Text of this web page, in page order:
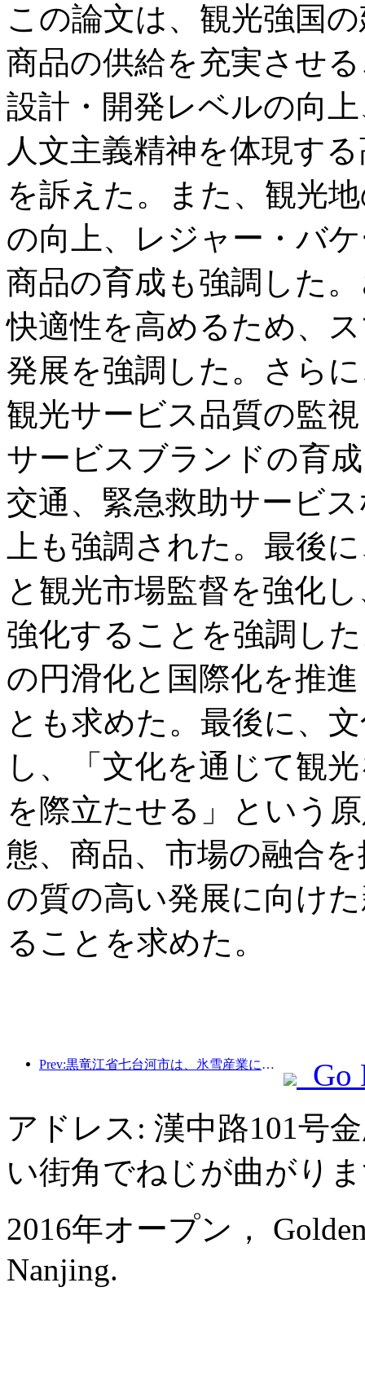
この論文は、観光強国
商品の供給を充実させ
設計・開発レベルの向
人文主義精神を体現す
を訴えた。また、観光
の向上、レジャー・バ
商品の育成も強調した
快適性を高めるため、
発展を強調した。さら
観光サービス品質の監
サービスブランドの育
交通、緊急救助サービ
上も強調された。最後
と観光市場監督を強化
強化することを強調し
の円滑化と国際化を推
とも求めた。最後に、
し、「文化を通じて観
を際立たせる」という
態、商品、市場の融合
の質の高い発展に向け
ることを求めた。
Prev:黒竜江省七台河市は、氷雪産業に関する全国初の条例を公布し、AIと氷雪スポーツの融合を奨励した。
Go
アドレス: 漢中路101号
い街角でねじが曲がり
2016年オープン，
Nanjing.